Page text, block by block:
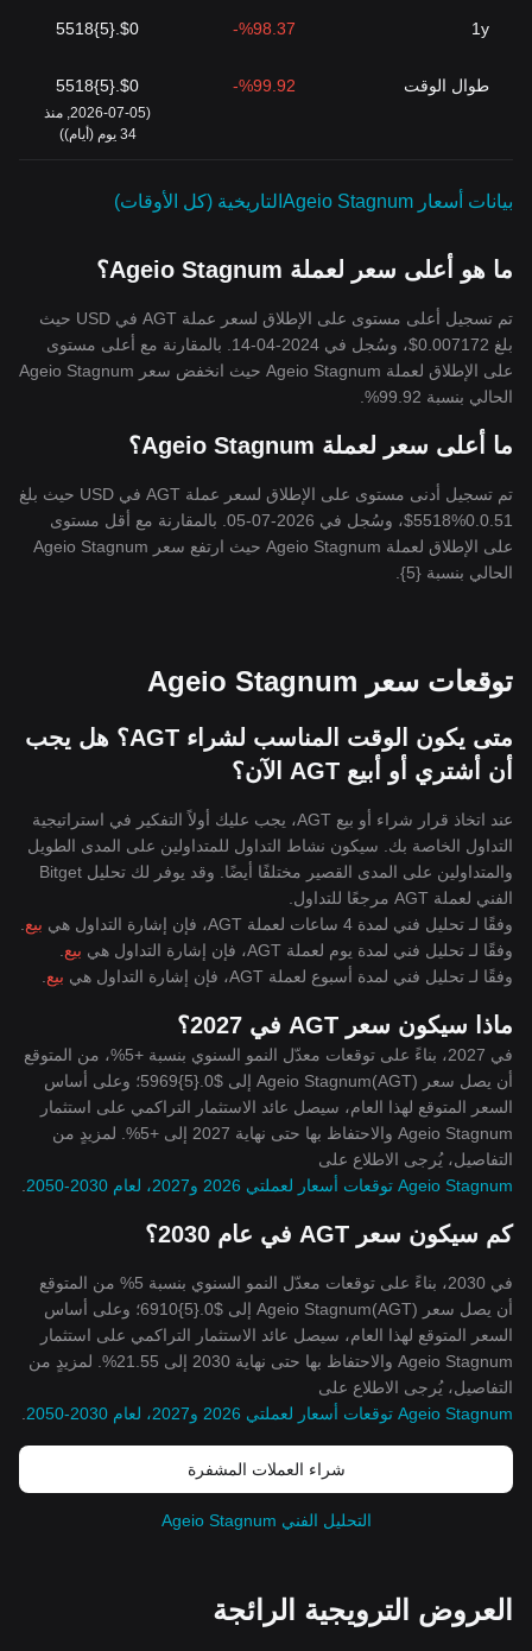
1y
%98.37-
$0.{5}5518
طوال الوقت %99.92-
$0.{5}5518
(2026-07-05, منذ
34 يوم (أيام))
بيانات أسعار Ageio Stagnumالتاريخية (كل الأوقات)
ما هو أعلى سعر لعملة Ageio Stagnum؟
تم تسجيل أعلى مستوى على الإطلاق لسعر عملة AGT في USD حيث
بلغ 0.007172$، وسُجل في 2024-04-14. بالمقارنة مع أعلى مستوى
على الإطلاق لعملة Ageio Stagnum حيث انخفض سعر Ageio Stagnum
الحالي بنسبة 99.92%.
ما أعلى سعر لعملة Ageio Stagnum؟
تم تسجيل أدنى مستوى على الإطلاق لسعر عملة AGT في USD حيث بلغ
0.0.51%5518$، وسُجل في 2026-07-05. بالمقارنة مع أقل مستوى
على الإطلاق لعملة Ageio Stagnum حيث ارتفع سعر Ageio Stagnum
الحالي بنسبة {5}.
توقعات سعر Ageio Stagnum
متى يكون الوقت المناسب لشراء AGT؟ هل يجب
أن أشتري أو أبيع AGT الآن؟
عند اتخاذ قرار شراء أو بيع AGT، يجب عليك أولاً التفكير في استراتيجية
التداول الخاصة بك. سيكون نشاط التداول للمتداولين على المدى الطويل
والمتداولين على المدى القصير مختلفًا أيضًا. وقد يوفر لك تحليل Bitget
الفني لعملة AGT مرجعًا للتداول.
وفقًا لـ تحليل فني لمدة 4 ساعات لعملة AGT، فإن إشارة التداول هي
بيع
وفقًا لـ تحليل فني لمدة يوم لعملة AGT، فإن إشارة التداول هي
بيع
وفقًا لـ تحليل فني لمدة أسبوع لعملة AGT، فإن إشارة التداول هي
بيع
ماذا سيكون سعر AGT في 2027؟
في 2027، بناءً على توقعات معدّل النمو السنوي بنسبة +5%، من المتوقع
أن يصل سعر Ageio Stagnum(AGT) إلى $0.{5}5969؛ وعلى أساس
السعر المتوقع لهذا العام، سيصل عائد الاستثمار التراكمي على استثمار
Ageio Stagnum والاحتفاظ بها حتى نهاية 2027 إلى +5%. لمزيدٍ من
التفاصيل، يُرجى الاطلاع على
Ageio Stagnum توقعات أسعار لعملتي 2026 و2027، لعام 2030-2050
كم سيكون سعر AGT في عام 2030؟
في 2030، بناءً على توقعات معدّل النمو السنوي بنسبة 5% من المتوقع
أن يصل سعر Ageio Stagnum(AGT) إلى $0.{5}6910؛ وعلى أساس
السعر المتوقع لهذا العام، سيصل عائد الاستثمار التراكمي على استثمار
Ageio Stagnum والاحتفاظ بها حتى نهاية 2030 إلى 21.55%. لمزيدٍ من
التفاصيل، يُرجى الاطلاع على
Ageio Stagnum توقعات أسعار لعملتي 2026 و2027، لعام 2030-2050
شراء العملات المشفرة
التحليل الفني Ageio Stagnum
العروض الترويجية الرائجة